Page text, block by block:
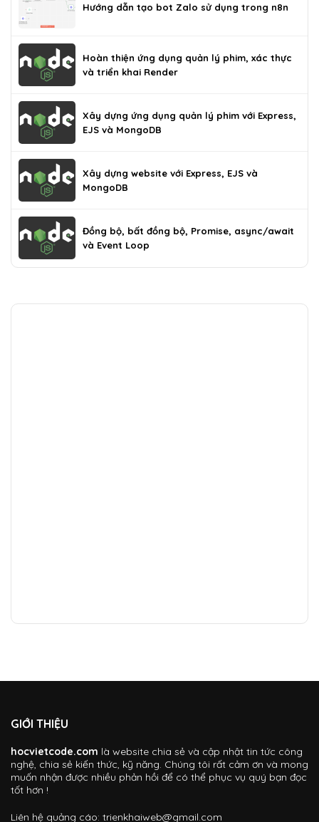
Hướng dẫn tạo bot Zalo sử dụng trong n8n
Hoàn thiện ứng dụng quản lý phim, xác thực
và triển khai Render
Xây dựng ứng dụng quản lý phim với Express,
EJS và MongoDB
Xây dựng website với Express, EJS và
MongoDB
Đồng bộ, bất đồng bộ, Promise, async/await
và Event Loop
GIỚI THIỆU
hocvietcode.com là website chia sẻ và cập nhật tin tức công
nghệ, chia sẻ kiến thức, kỹ năng. Chúng tôi rất cảm ơn và mong
muốn nhận được nhiều phản hồi để có thể phục vụ quý bạn đọc
tốt hơn !
Liên hệ quảng cáo: trienkhaiweb@gmail.com